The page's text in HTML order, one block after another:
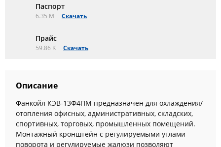
Паспорт
6.35 M Скачать
Прайс
59.86 K Скачать
Описание
Фанкойл КЭВ-13Ф4ПМ предназначен для охлаждения/
отопления офисных, административных, складских,
спортивных, торговых, промышленных помещений.
Монтажный кронштейн с регулируемыми углами
поворота и регулируемые жалюзи позволяют